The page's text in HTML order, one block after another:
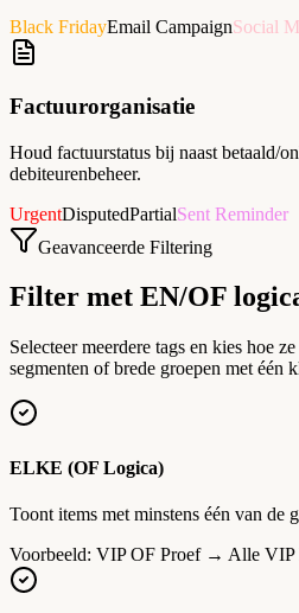
Black FridayEmail CampaignSocial
Factuurorganisatie
Houd factuurstatus bij naast betaald/
debiteurenbeheer.
UrgentDisputedPartialSent Reminder
Geavanceerde Filtering
Filter met EN/OF
Selecteer meerdere tags en kies hoe
segmenten of brede groepen met één
ELKE (OF Logica)
Toont items met minstens één van de
Voorbeeld: VIP OF Proef → Alle VIP